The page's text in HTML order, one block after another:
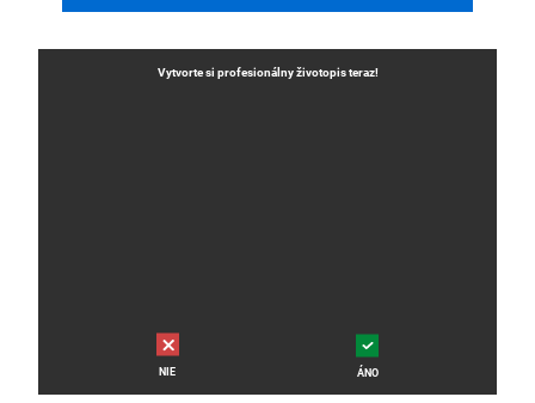
Vytvorte si profesionálnyživotopisteraz!
NIE ÁNO